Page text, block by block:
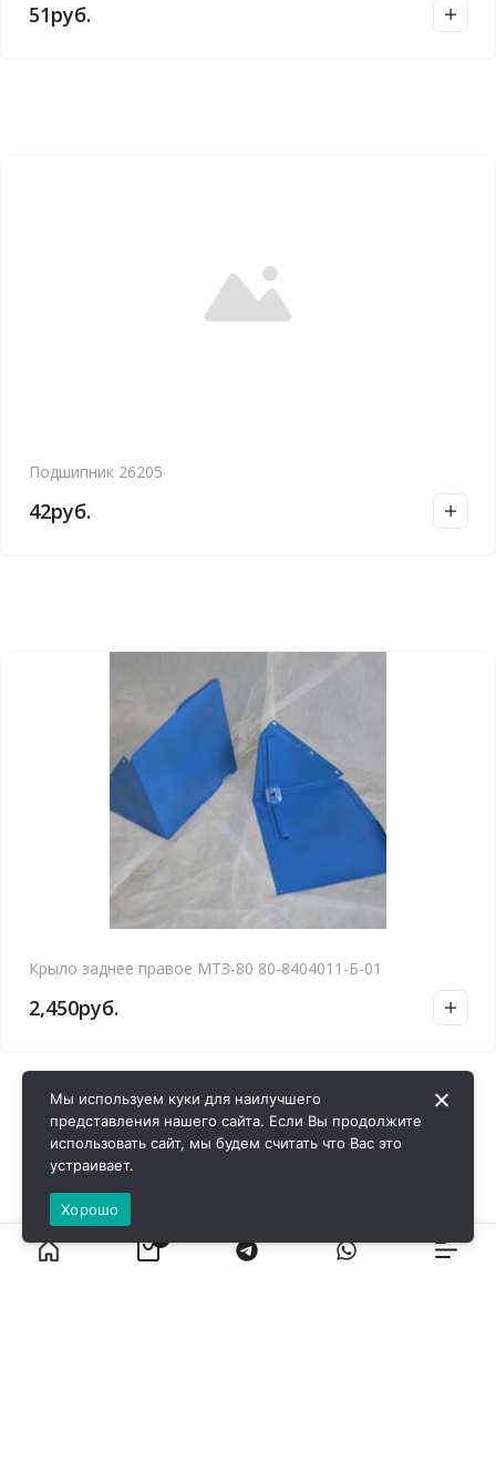
51руб.
Подшипник 26205
42руб.
Крыло заднее правое МТЗ-80 80-8404011-Б-01
2,450руб.
Мы используем куки для наилучшего
представления нашего сайта. Если Вы продолжите
использовать сайт, мы будем считать что Вас это
устраивает.
Хорошо